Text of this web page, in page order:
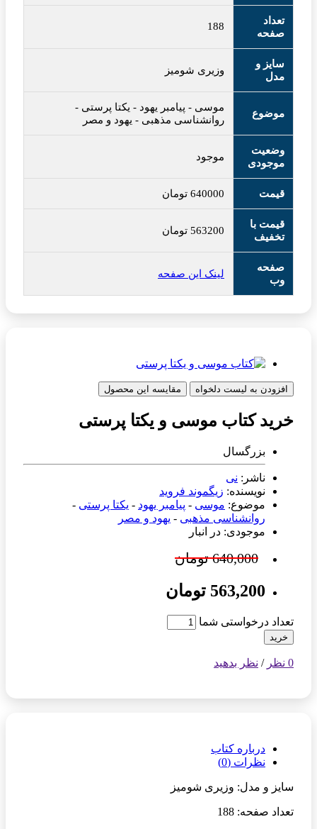
تعداد
صفحه
188
سایز و
مدل
وزیری شومیز
موضوع
موسی - پیامبر یهود - یکتا پرستی -
روانشناسی مذهبی - یهود و مصر
وضعیت
موجودی
موجود
قیمت 640000 تومان
قیمت با
تخفیف
563200 تومان
صفحه
وب
لینک این صفحه
افزودن به لیست دلخواه مقایسه این محصول
خرید کتاب موسی و یکتا پرستی
بزرگسال
ناشر: نی
نویسنده: زیگموند فروید
موضوع: موسی - پیامبر یهود - یکتا پرستی -
روانشناسی مذهبی - یهود و مصر
موجودی: در انبار
640,000 تومان
563,200 تومان
تعداد درخواستی شما
خرید
0 نظر / نظر بدهید
درباره کتاب
نظرات (0)
سایز و مدل: وزیری شومیز
تعداد صفحه: 188